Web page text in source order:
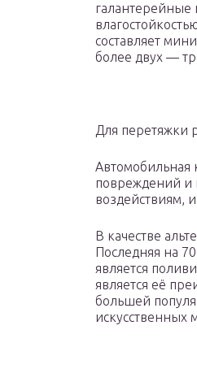
галантерейные
составляет
более двух —
Для перетяжки
Автомобильная
повреждений и
воздействиям,
В качестве
Последняя на
является
является её
большей
искусственных